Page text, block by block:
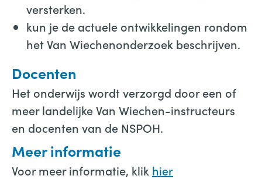
versterken.
kun je de actuele ontwikkelingen rondom
het Van Wiechenonderzoek beschrijven.
Docenten
Het onderwijs wordt verzorgd door een of
meer landelijke Van Wiechen-instructeurs
en docenten van de NSPOH.
Meer informatie
Voor meer informatie, klik hier